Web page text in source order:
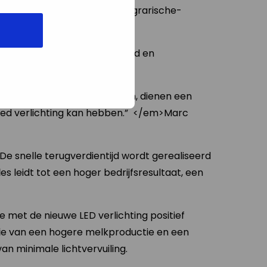
kunstlicht-LED-Tegel-Agrarische-
af. En de vruchtbaarheid en
en energiebesparing willen, dienen een
verlichting kan hebben.” </em>Marc
snelle terugverdientijd wordt gerealiseerd
leidt tot een hoger bedrijfsresultaat, een
de nieuwe LED verlichting positief
van een hogere melkproductie en een
minimale lichtvervuiling.